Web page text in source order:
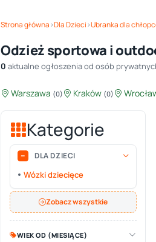
Strona główna›Dla Dzieci›Ubranka dla
Odzież sportowa i
0 aktualne ogłoszenia od osób
Warszawa (0) Kraków (0)
Kategorie
DLA DZIECI
Wózki dziecięce
Zobacz wszystkie
WIEK OD (MIESIĄCE)